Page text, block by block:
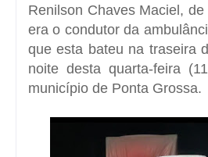
Renilson Chaves Maciel,
era o condutor da
que esta bateu na traseira
noite desta quarta-feira
município de Ponta Grossa.